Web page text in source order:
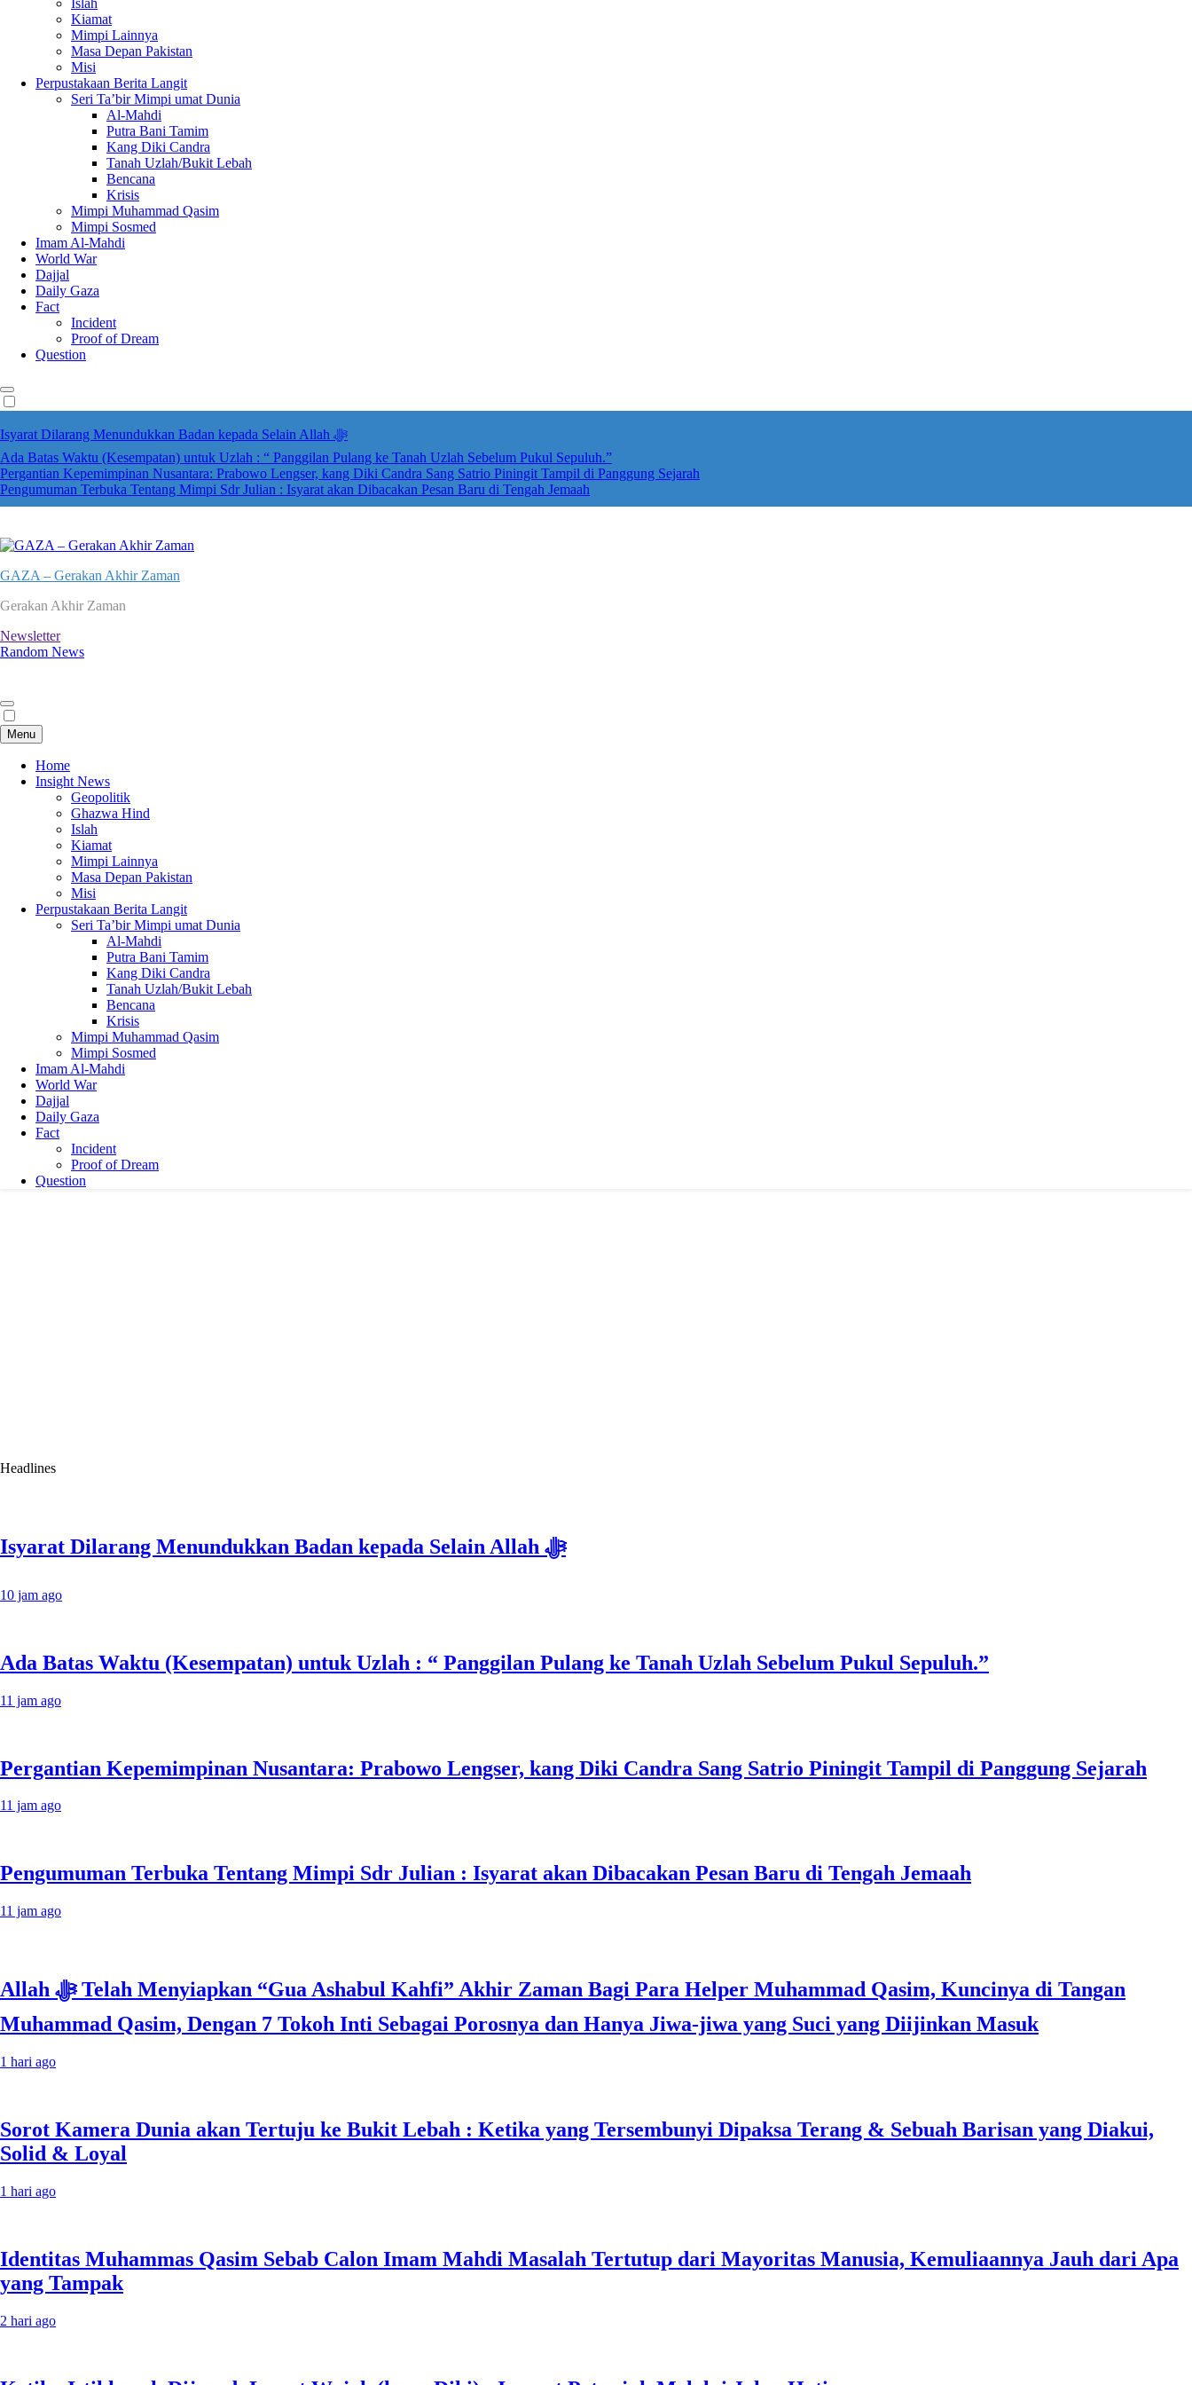
Islah
Kiamat
Mimpi Lainnya
Masa Depan Pakistan
Misi
Perpustakaan Berita Langit
Seri Ta’bir Mimpi umat Dunia
Al-Mahdi
Putra Bani Tamim
Kang Diki Candra
Tanah Uzlah/Bukit Lebah
Bencana
Krisis
Mimpi Muhammad Qasim
Mimpi Sosmed
Imam Al-Mahdi
World War
Dajjal
Daily Gaza
Fact
Incident
Proof of Dream
Question
Isyarat Dilarang Menundukkan Badan kepada Selain Allah ﷻ
Ada Batas Waktu (Kesempatan) untuk Uzlah : “ Panggilan Pulang ke Tanah Uzlah Sebelum Pukul Sepuluh.”
Pergantian Kepemimpinan Nusantara: Prabowo Lengser, kang Diki Candra Sang Satrio Piningit Tampil di Panggung Sejarah
Pengumuman Terbuka Tentang Mimpi Sdr Julian : Isyarat akan Dibacakan Pesan Baru di Tengah Jemaah
GAZA – Gerakan Akhir Zaman
Gerakan Akhir Zaman
Newsletter
Random News
Menu
Home
Insight News
Geopolitik
Ghazwa Hind
Islah
Kiamat
Mimpi Lainnya
Masa Depan Pakistan
Misi
Perpustakaan Berita Langit
Seri Ta’bir Mimpi umat Dunia
Al-Mahdi
Putra Bani Tamim
Kang Diki Candra
Tanah Uzlah/Bukit Lebah
Bencana
Krisis
Mimpi Muhammad Qasim
Mimpi Sosmed
Imam Al-Mahdi
World War
Dajjal
Daily Gaza
Fact
Incident
Proof of Dream
Question
Headlines
Isyarat Dilarang Menundukkan Badan kepada Selain Allah ﷻ
10 jam ago
Ada Batas Waktu (Kesempatan) untuk Uzlah : “ Panggilan Pulang ke Tanah Uzlah Sebelum Pukul Sepuluh.”
11 jam ago
Pergantian Kepemimpinan Nusantara: Prabowo Lengser, kang Diki Candra Sang Satrio Piningit Tampil di Panggung Sejarah
11 jam ago
Pengumuman Terbuka Tentang Mimpi Sdr Julian : Isyarat akan Dibacakan Pesan Baru di Tengah Jemaah
11 jam ago
Allah ﷻ Telah Menyiapkan “Gua Ashabul Kahfi” Akhir Zaman Bagi Para Helper Muhammad Qasim, Kuncinya di Tangan
Muhammad Qasim, Dengan 7 Tokoh Inti Sebagai Porosnya dan Hanya Jiwa-jiwa yang Suci yang Diijinkan Masuk
1 hari ago
Sorot Kamera Dunia akan Tertuju ke Bukit Lebah : Ketika yang Tersembunyi Dipaksa Terang & Sebuah Barisan yang Diakui,
Solid & Loyal
1 hari ago
Identitas Muhammas Qasim Sebab Calon Imam Mahdi Masalah Tertutup dari Mayoritas Manusia, Kemuliaannya Jauh dari Apa
yang Tampak
2 hari ago